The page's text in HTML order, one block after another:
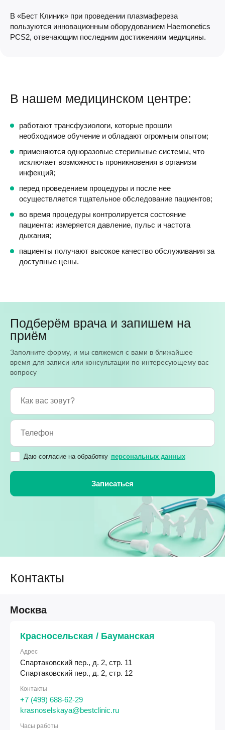
В «Бест Клиник» при проведении плазмафереза
пользуются инновационным оборудованием Haemonetics
PCS2, отвечающим последним достижениям медицины.
В нашем медицинском центре:
работают трансфузиологи, которые прошли
необходимое обучение и обладают огромным опытом;
применяются одноразовые стерильные системы, что
исключает возможность проникновения в организм
инфекций;
перед проведением процедуры и после нее
осуществляется тщательное обследование пациентов;
во время процедуры контролируется состояние
пациента: измеряется давление, пульс и частота
дыхания;
пациенты получают высокое качество обслуживания за
доступные цены.
Подберём врача и запишем на
приём
Заполните форму, и мы свяжемся с вами в ближайшее
время для записи или консультации по интересующему вас
вопросу
Даю согласие на обработку персональных данных
Контакты
Москва
Красносельская / Бауманская
Адрес
Спартаковский пер., д. 2, стр. 11
Спартаковский пер., д. 2, стр. 12
Контакты
+7 (499) 688-62-29
krasnoselskaya@bestclinic.ru
Часы работы